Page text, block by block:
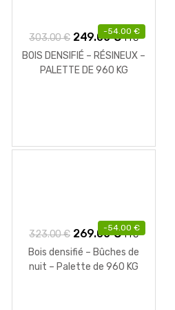
-54.00 €
303.00€ Le
prix
initial
249.00€Le
prix
actuel
TTC
BOIS DENSIFIÉ – RÉSINEUX –
PALETTE DE 960 KG
-54.00 €
323.00€ Le
prix
initial
269.00€Le
prix
actuel
TTC
Bois densifié – Bûches de
nuit – Palette de 960 KG